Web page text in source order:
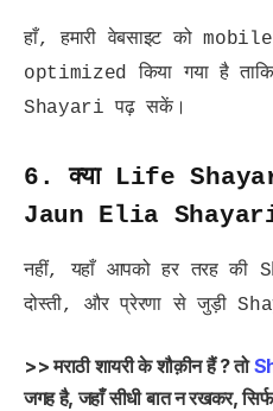
हाँ, हमारी वेबसाइट को
optimized किया गया है
Shayari पढ़ सकें।
6. क्या Life
Jaun Elia Shayari
नहीं, यहाँ आपको हर तरह की
दोस्ती, और प्रेरणा से जुड़ी
>> मराठी शायरी के शौक़ीन हैं ? तो
जगह है, जहाँ सीधी बात न रखकर,